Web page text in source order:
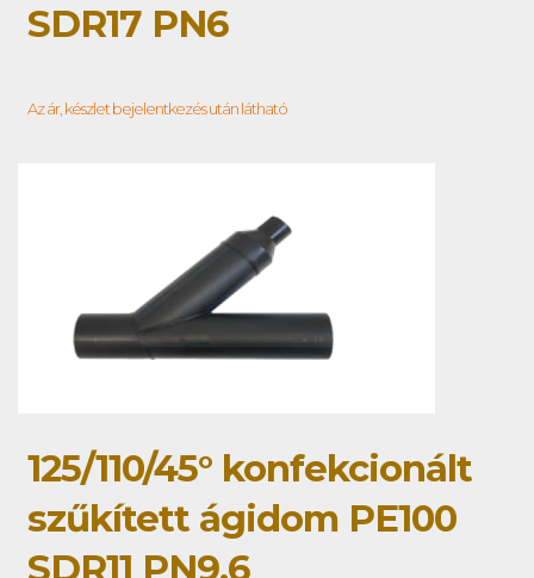
SDR17 PN6
Az ár, készlet bejelentkezés után látható
125/110/45° konfekcionált
szűkített ágidom PE100
SDR11 PN9,6